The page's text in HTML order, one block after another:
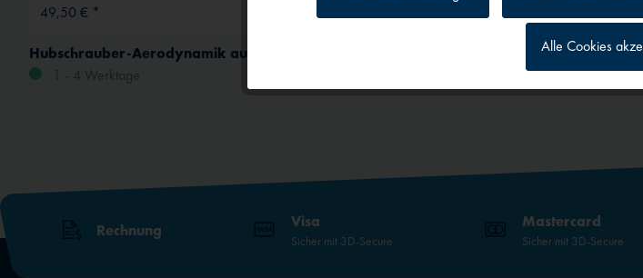
49,50 € *
Rechnung Visa
Sicher mit 3D-Secure
Mastercard
Sicher mit 3D-Secure
Tracking
Alle Cookies